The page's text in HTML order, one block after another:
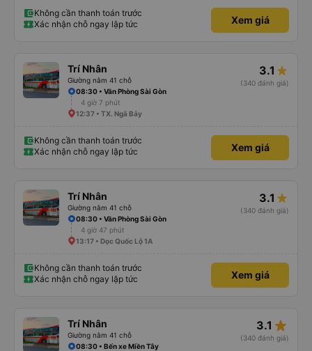
Không cần thanh toán trước
Xác nhận chỗ ngay lập tức
Xem giá
Trí Nhân
Giường nằm 41 chỗ
3.1
(340 đánh giá)
08:30 • Văn Phòng Sài Gòn
4 giờ 7 phút
12:37 • TX. Ngã Bảy
Không cần thanh toán trước
Xác nhận chỗ ngay lập tức
Xem giá
Trí Nhân
Giường nằm 41 chỗ
3.1
(340 đánh giá)
08:30 • Văn Phòng Sài Gòn
4 giờ 47 phút
13:17 • Dọc Quốc Lộ 1A
Không cần thanh toán trước
Xác nhận chỗ ngay lập tức
Xem giá
Trí Nhân
Giường nằm 41 chỗ
3.1 star_rate
(340 đánh giá)
08:30 • Bến xe Miền Tây